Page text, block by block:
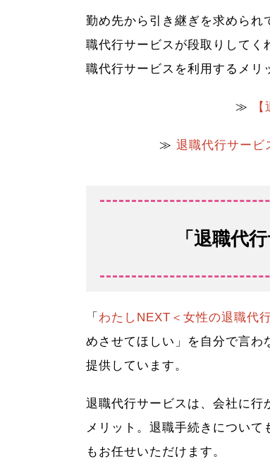
勤め先から引き継ぎを求められ
職代行サービスが段取りしてく
職代行サービスを利用するメリ
≫
≫ 退職代行サービ
「退職代
「 わたしNEXT＜女性の退職代
めさせてほしい」を自分で言わ
提供しています。
退職代行サービスは、会社に行
メリット。退職手続きについ
もお任せいただけます。